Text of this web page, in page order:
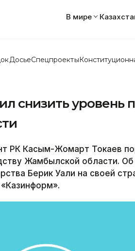
В мире
ДосьеСпецпроекты
снизить уровень
РК Касым-Жомарт Токаев
Жамбылской области.
Берик Уали на своей